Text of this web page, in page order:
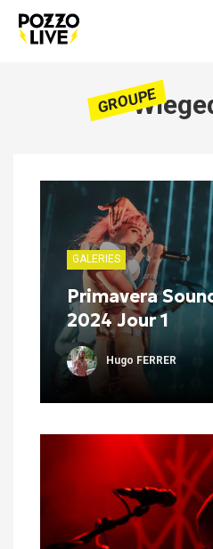
GROUPE
GALERIES
Primavera
2024 Jour 1
Hugo FERRER